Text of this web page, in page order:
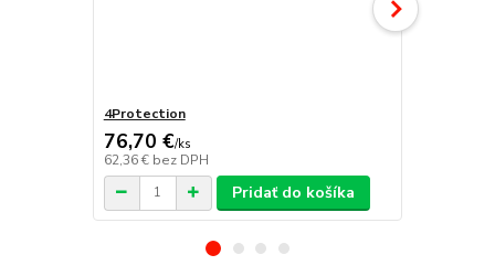
4Protection
76,70 €/ks
62,36 € bez DPH
Pridať do košíka